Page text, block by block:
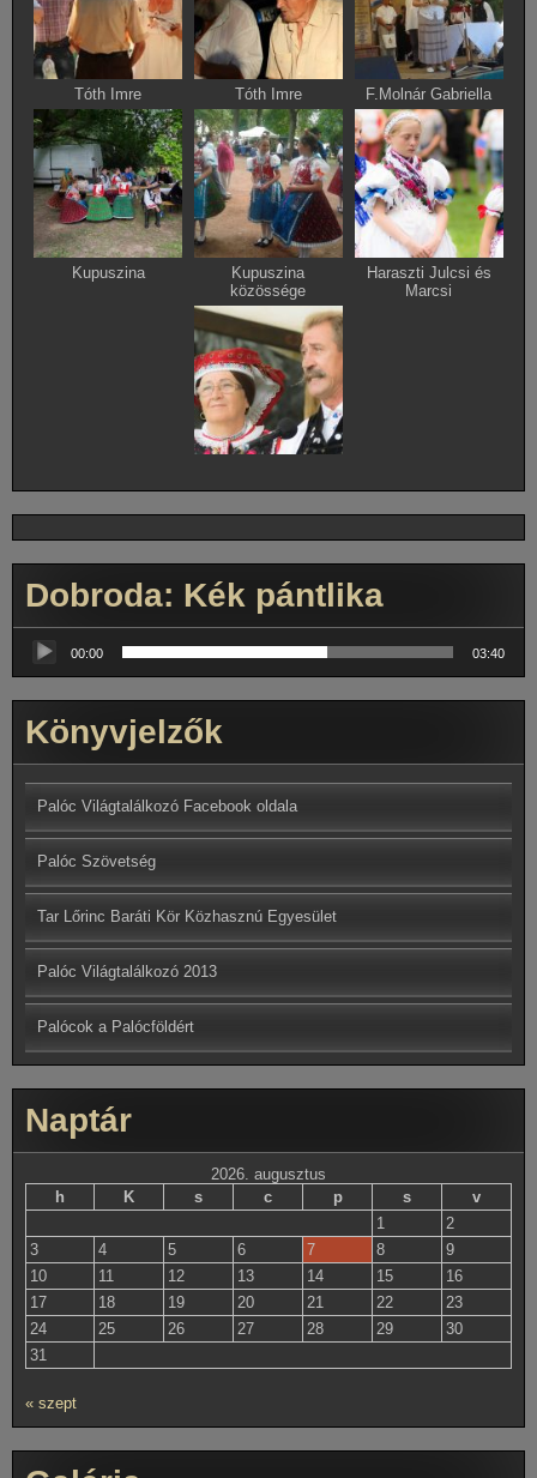
Tóth Imre Tóth Imre F.Molnár Gabriella
Kupuszina
Kupuszina
közössége
Haraszti Julcsi és
Marcsi
Dobroda: Kék pántlika
lejátszó
00:00 03:40
Könyvjelzők
Palóc Világtalálkozó Facebook oldala
Palóc Szövetség
Tar Lőrinc Baráti Kör Közhasznú Egyesület
Palóc Világtalálkozó 2013
Palócok a Palócföldért
Naptár
2026. augusztus
h
K s c p s
v
1
2
3
4 5 6 7 8
9
10
11 12 13 14 15
16
17
18 19 20 21 22
23
24
25 26 27 28 29
30
31
« szept